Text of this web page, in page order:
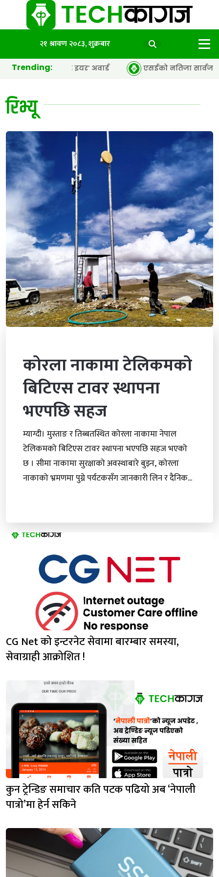
२१ श्रावण २०८३, शुक्रबार
Trending:
एजेन्सी अफ द इयर’ अवार्ड एसईको नतिजा सार्वजनिक,
रिभ्यू
कोरला नाकामा टेलिकमको
बिटिएस टावर स्थापना
भएपछि सहज
म्याग्दी। मुस्ताङ र तिब्बतस्थित कोरला नाकामा नेपाल
टेलिकमको बिटिएस टावर स्थापना भएपछि सहज भएको
छ । सीमा नाकामा सुरक्षाको अवस्थाबारे बुझ्न, कोरला
नाकाको भ्रमणमा पुग्ने पर्यटकसँग जानकारी लिन र दैनिक...
CG Net को इन्टरनेट सेवामा बारम्बार समस्या,
सेवाग्राही आक्रोशित !
कुन ट्रेन्डिङ समाचार कति पटक पढियो अब ‘नेपाली
पात्रो’मा हेर्न सकिने